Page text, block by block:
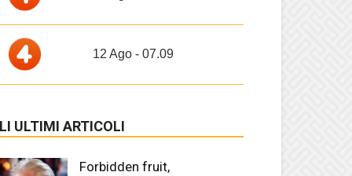
12 Ago - 07.09
ULTIMI ARTICOLI
Forbidden fruit,